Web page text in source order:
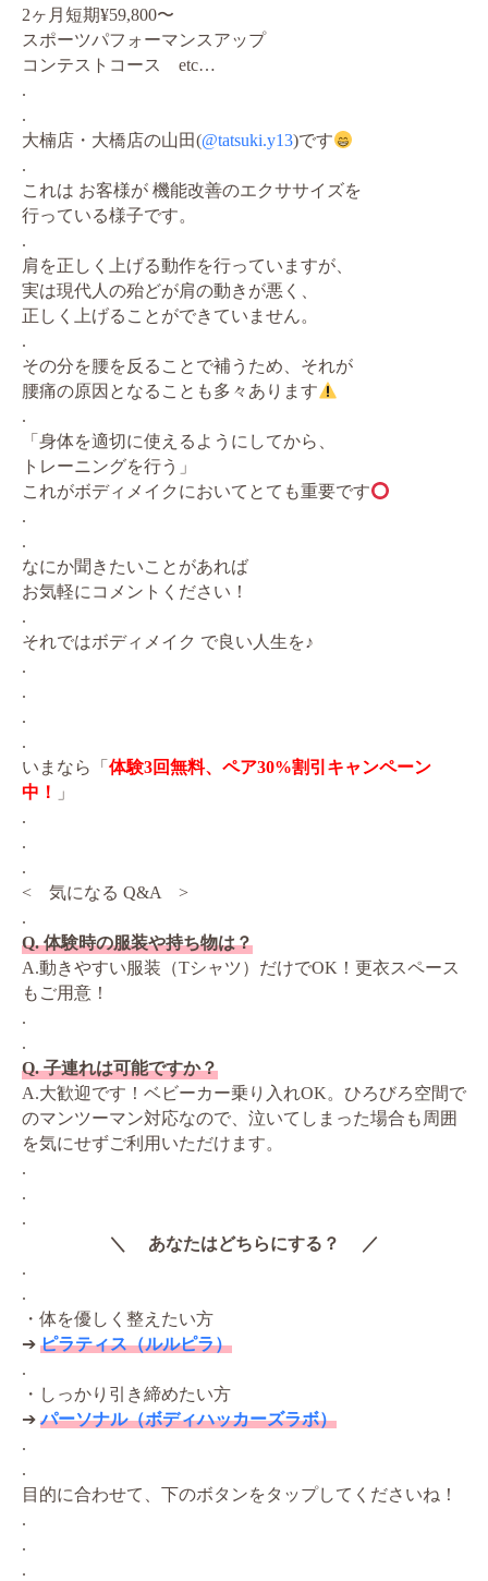
2ヶ月短期¥59,800〜
スポーツパフォーマンスアップ
コンテストコース etc…
.
.
大楠店・大橋店の山田(@tatsuki.y13)です
.
これは お客様が 機能改善のエクササイズを
行っている様子です。
.
肩を正しく上げる動作を行っていますが、
実は現代人の殆どが肩の動きが悪く、
正しく上げることができていません。
.
その分を腰を反ることで補うため、それが
腰痛の原因となることも多々あります
.
「身体を適切に使えるようにしてから、
トレーニングを行う」
これがボディメイクにおいてとても重要です
.
.
なにか聞きたいことがあれば
お気軽にコメントください！
.
それではボディメイク で良い人生を♪
.
.
.
.
いまなら「 体験3回無料、ペア30%割引キャンペーン
中！
」
.
.
.
< 気になる Q&A >
.
Q. 体験時の服装や持ち物は？
A.動きやすい服装（Tシャツ）だけでOK！更衣スペース
もご用意！
.
.
Q. 子連れは可能ですか？
A.大歓迎です！ベビーカー乗り入れOK。ひろびろ空間で
のマンツーマン対応なので、泣いてしまった場合も周囲
を気にせずご利用いただけます。
.
.
.
＼ あなたはどちらにする？ ／
.
.
・体を優しく整えたい方
➔ ピラティス（ルルピラ）
.
・しっかり引き締めたい方
➔パーソナル（ボディハッカーズラボ）
.
.
目的に合わせて、下のボタンをタップしてくださいね！
.
.
.